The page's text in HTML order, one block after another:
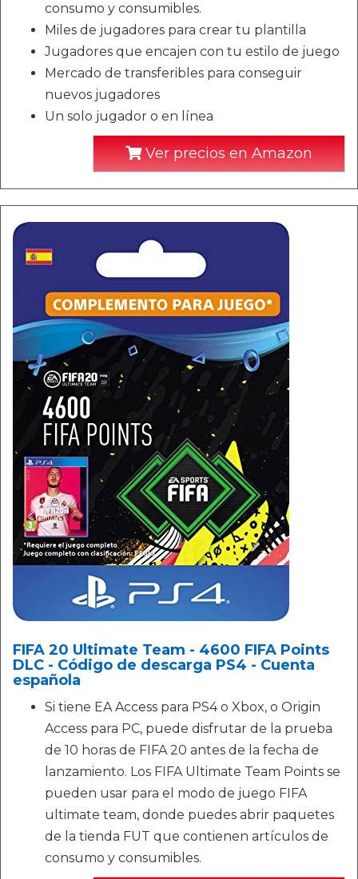
consumo y consumibles.
Miles de jugadores para crear tu plantilla
Jugadores que encajen con tu estilo de juego
Mercado de transferibles para conseguir
nuevos jugadores
Un solo jugador o en línea
Ver precios en Amazon
FIFA 20 Ultimate Team - 4600 FIFA Points
DLC - Código de descarga PS4 - Cuenta
española
Si tiene EA Access para PS4 o Xbox, o Origin
Access para PC, puede disfrutar de la prueba
de 10 horas de FIFA 20 antes de la fecha de
lanzamiento. Los FIFA Ultimate Team Points se
pueden usar para el modo de juego FIFA
ultimate team, donde puedes abrir paquetes
de la tienda FUT que contienen artículos de
consumo y consumibles.